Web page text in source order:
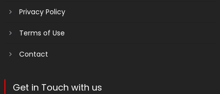
Privacy Policy
Terms of Use
Contact
Get in Touch with us